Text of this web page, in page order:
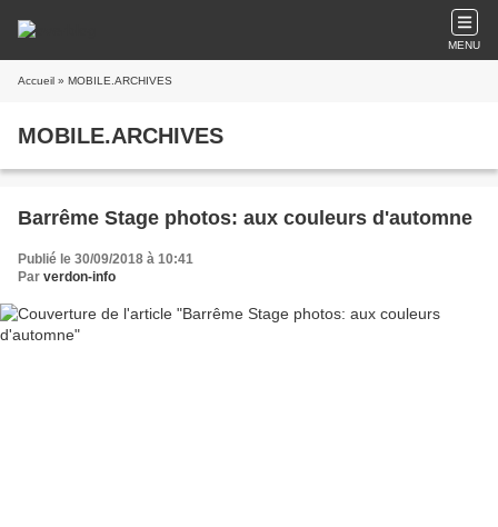
MENU
Accueil » MOBILE.ARCHIVES
MOBILE.ARCHIVES
Barrême Stage photos: aux couleurs d'automne
Publié le 30/09/2018 à 10:41
Par verdon-info